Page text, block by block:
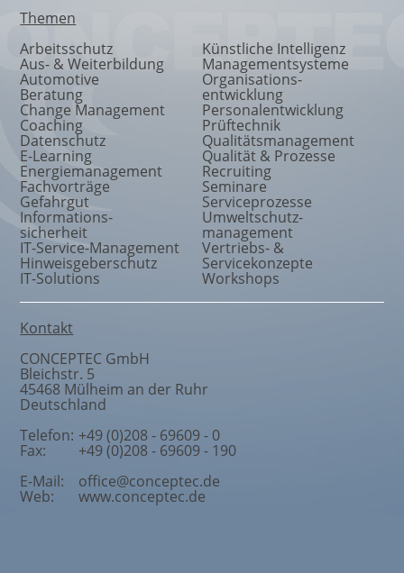
Themen
Arbeitsschutz
Aus- & Weiterbildung
Automotive
Beratung
Change Management
Coaching
Datenschutz
E-Learning
Energiemanagement
Fachvorträge
Gefahrgut
Informations-
sicherheit
IT-Service-Management
Hinweisgeberschutz
IT-Solutions
Künstliche Intelligenz
Managementsysteme
Organisations-
entwicklung
Personalentwicklung
Prüftechnik
Qualitätsmanagement
Qualität & Prozesse
Recruiting
Seminare
Serviceprozesse
Umweltschutz-
management
Vertriebs- &
Servicekonzepte
Workshops
Kontakt
CONCEPTEC GmbH
Bleichstr. 5
45468 Mülheim an der Ruhr
Deutschland
Telefon: +49 (0)208 - 69609 - 0
Fax:
+49 (0)208 - 69609 - 190
E-Mail:
office@conceptec.de
Web: www.conceptec.de